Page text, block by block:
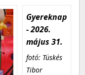
Gyereknap
- 2026.
május 31.
fotó: Tüskés
Tibor